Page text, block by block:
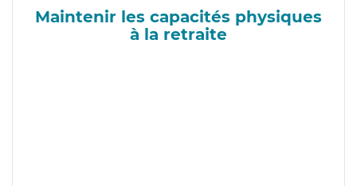
Maintenir les capacités physiques
à la retraite